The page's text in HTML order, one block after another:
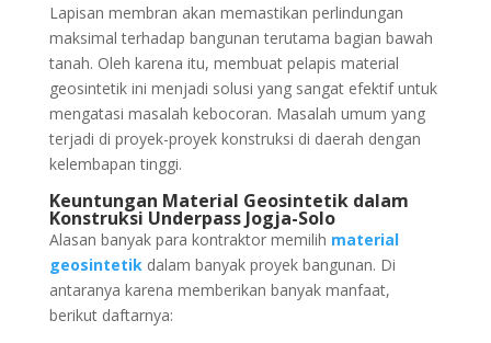
Lapisan membran akan memastikan perlindungan
maksimal terhadap bangunan terutama bagian bawah
tanah. Oleh karena itu, membuat pelapis material
geosintetik ini menjadi solusi yang sangat efektif untuk
mengatasi masalah kebocoran. Masalah umum yang
terjadi di proyek-proyek konstruksi di daerah dengan
kelembapan tinggi.
Keuntungan Material Geosintetik dalam
Konstruksi Underpass Jogja-Solo
Alasan banyak para kontraktor memilih material
geosintetikdalam banyak proyek bangunan. Di
antaranya karena memberikan banyak manfaat,
berikut daftarnya: